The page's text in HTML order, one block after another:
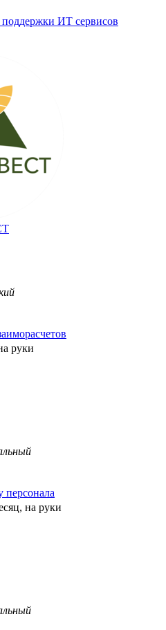
ИТ сервисов
руки
на руки